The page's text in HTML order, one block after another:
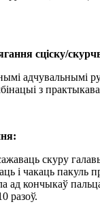
сціску/
з
скуру
і чакаць пакуль
ад кончыкаў
разоў.